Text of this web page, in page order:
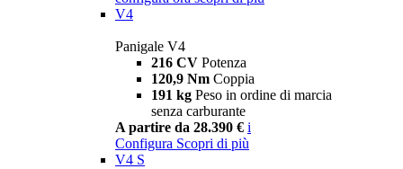
V4
Panigale V4
216 CV Potenza
120,9 Nm Coppia
191 kg Peso in ordine di marcia
senza carburante
A partire da 28.390 € i
Configura Scopri di più
V4 S